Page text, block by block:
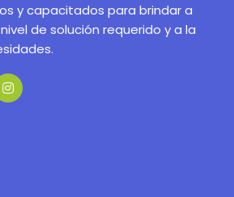
y capacitados para brindar a
de solución requerido y a la